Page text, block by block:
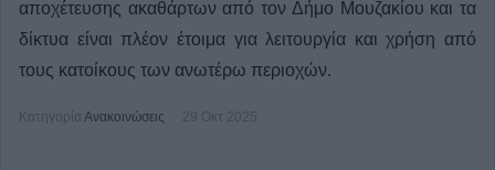
αποχέτευσης ακαθάρτων από τον Δήμο Μουζακίου και τα
δίκτυα είναι πλέον έτοιμα για λειτουργία και χρήση από
τους κατοίκους των ανωτέρω περιοχών.
Κατηγορία Ανακοινώσεις 29 Οκτ 2025